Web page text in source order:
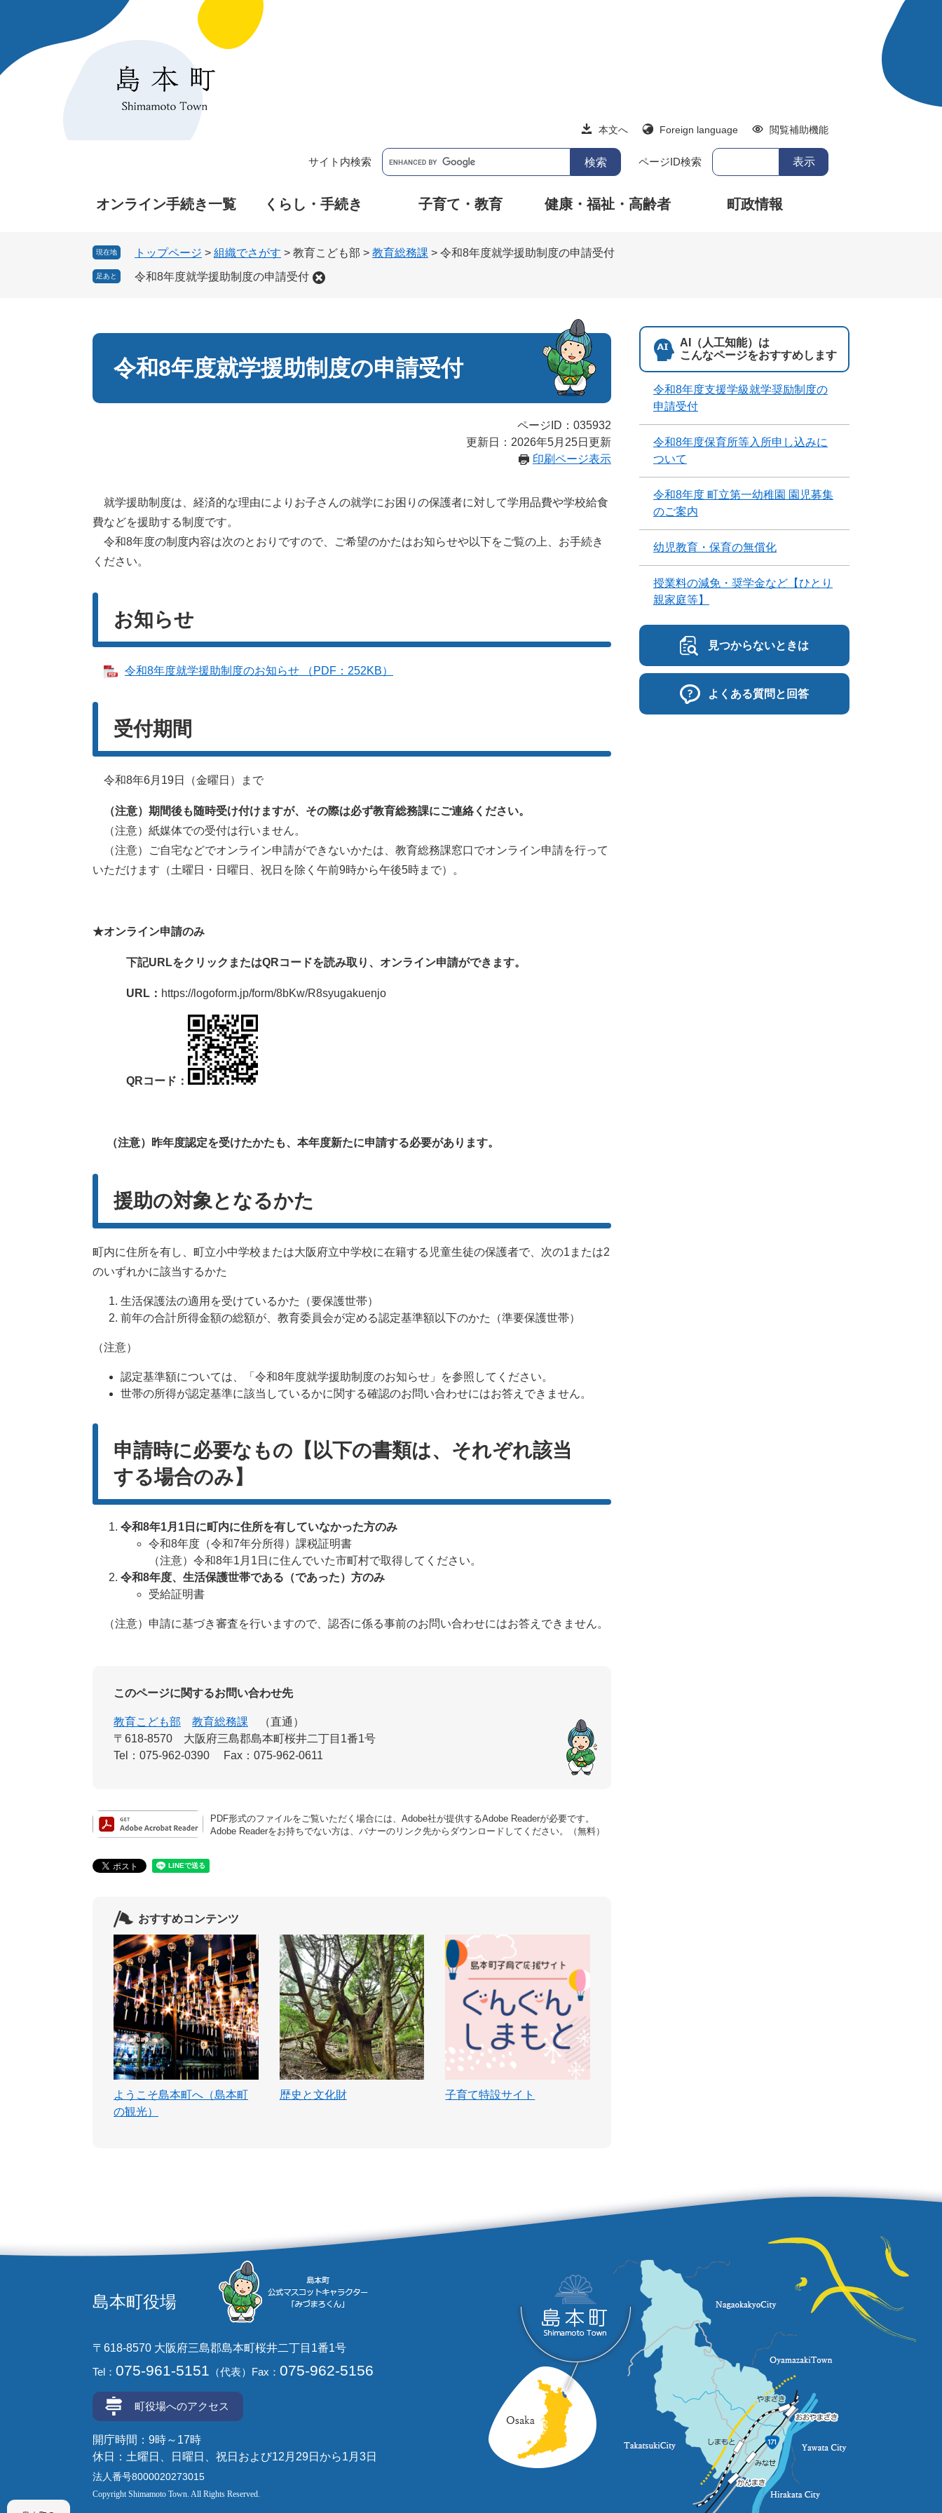
先
を
本文へ Foreign language 閲覧補助機能
サイト内検索 ページID検索
オンライン手続き一覧 くらし・手続き 子育て・教育 健康・福祉・高齢者 町政情報
現在地 トップページ > 組織でさがす > 教育こども部 > 教育総務課 > 令和8年度就学援助制度の申請受付
足あと 令和8年度就学援助制度の申請受付
令和8年度就学援助制度の申請受付
ページID：035932
更新日：2026年5月25日更新
印刷ページ表示
就学援助制度は、経済的な理由によりお子さんの就学にお困りの保護者に対して学用品費や学校給食
費などを援助する制度です。
令和8年度の制度内容は次のとおりですので、ご希望のかたはお知らせや以下をご覧の上、お手続き
ください。
お知らせ
令和8年度就学援助制度のお知らせ （PDF：252KB）
受付期間
令和8年6月19日（金曜日）まで
（注意）期間後も随時受け付けますが、その際は必ず教育総務課にご連絡ください。
（注意）紙媒体での受付は行いません。
（注意）ご自宅などでオンライン申請ができないかたは、教育総務課窓口でオンライン申請を行って
いただけます（土曜日・日曜日、祝日を除く午前9時から午後5時まで）。
★オンライン申請のみ
下記URLをクリックまたはQRコードを読み取り、オンライン申請ができます。
URL： https://logoform.jp/form/8bKw/R8syugakuenjo​
QRコード：
（注意）昨年度認定を受けたかたも、本年度新たに申請する必要があります。
援助の対象となるかた
町内に住所を有し、町立小中学校または大阪府立中学校に在籍する児童生徒の保護者で、次の1または2
のいずれかに該当するかた
生活保護法の適用を受けているかた（要保護世帯）
前年の合計所得金額の総額が、教育委員会が定める認定基準額以下のかた（準要保護世帯）
（注意）
認定基準額については、「令和8年度就学援助制度のお知らせ」を参照してください。
世帯の所得が認定基準に該当しているかに関する確認のお問い合わせにはお答えできません。
申請時に必要なもの【以下の書類は、それぞれ該当
する場合のみ】
令和8年1月1日に町内に住所を有していなかった方のみ
令和8年度（令和7年分所得）課税証明書
（注意）令和8年1月1日に住んでいた市町村で取得してください。
令和8年度、生活保護世帯である（であった）方のみ
受給証明書
（注意）申請に基づき審査を行いますので、認否に係る事前のお問い合わせにはお答えできません。
このページに関するお問い合わせ先
教育こども部 教育総務課
直通
〒618-8570
大阪府三島郡島本町桜井二丁目1番1号
Tel：075-962-0390
Fax：075-962-0611
PDF形式のファイルをご覧いただく場合には、Adobe社が提供するAdobe Readerが必要です。
Adobe Readerをお持ちでない方は、バナーのリンク先からダウンロードしてください。（無料）
おすすめコンテンツ
ようこそ島本町へ（島本町
の観光）
歴史と文化財 子育て特設サイト
AI（人工知能）は
こんなページをおすすめします
令和8年度支援学級就学奨励制度の
申請受付
令和8年度保育所等入所申し込みに
ついて
令和8年度 町立第一幼稚園 園児募集
のご案内
幼児教育・保育の無償化
授業料の減免・奨学金など【ひとり
親家庭等】
見つからないときは
よくある質問と回答
島本町役場
〒618-8570 大阪府三島郡島本町桜井二丁目1番1号
Tel： 075-961-5151 （代表） Fax： 075-962-5156
町役場へのアクセス
開庁時間：9時～17時
休日：土曜日、日曜日、祝日および12月29日から1月3日
法人番号8000020273015
Copyright Shimamoto Town. All Rights Reserved.